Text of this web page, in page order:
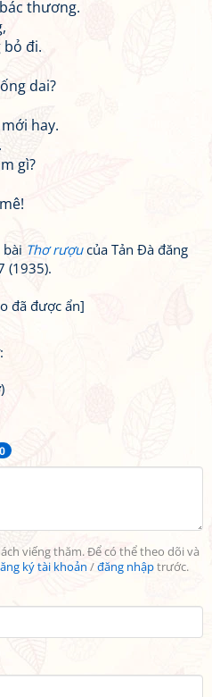
0
viếng thăm. Để có thể theo dõi và
ký tài khoản /đăng nhậptrước.
thương.
bỏ đi.
dai?
hay.
gì?
Thơ rượucủa Tản Đà đăng
(1935).
đã được ẩn]